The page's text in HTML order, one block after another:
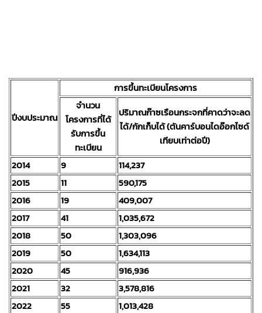
ปีงบประมาณ
การขึ้นทะเบียนโครงการ
จำนวน
โครงการที่ได้
รับการขึ้น
ทะเบียน
ปริมาณก๊าซเรือนกระจกที่คาดว่าจะลด
ได้/กักเก็บได้ (ตันคาร์บอนไดอ๊อกไซด์
เทียบเท่าต่อปี)
2014
9
114,237
2015
11
590,175
2016
19
409,007
2017
41
1,035,672
2018
50
1,303,096
2019
50
1,634,113
2020
45
916,936
2021
32
3,578,816
2022
55
1,013,428